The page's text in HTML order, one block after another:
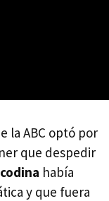
la ABC optó por
que despedir
había
y que fuera